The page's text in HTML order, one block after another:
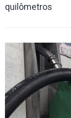
quilômetros